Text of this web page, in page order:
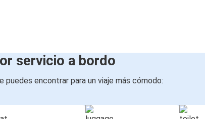
servicio a bordo
puedes encontrar para un viaje más cómodo: